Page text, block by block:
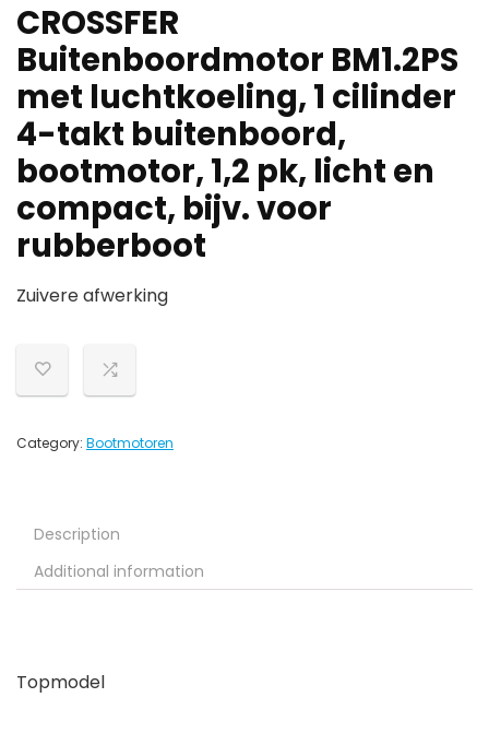
CROSSFER
Buitenboordmotor BM1.2PS
met luchtkoeling, 1 cilinder
4-takt buitenboord,
bootmotor, 1,2 pk, licht en
compact, bijv. voor
rubberboot
Zuivere afwerking
Category: Bootmotoren
Description
Additional information
Topmodel